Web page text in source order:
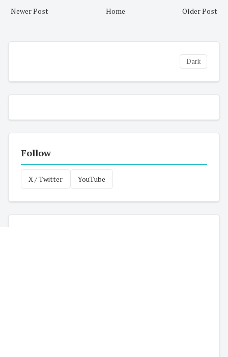
Newer Post Older Post
Home
Dark
Follow
X / Twitter YouTube